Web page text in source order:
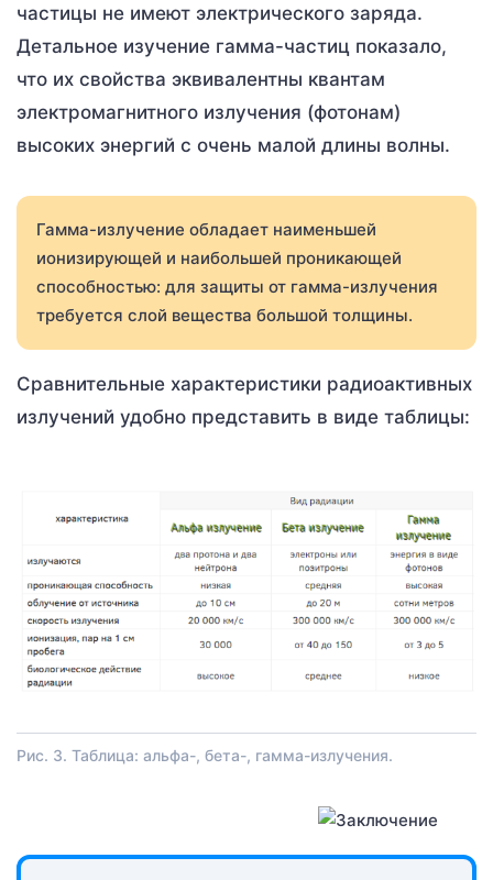
частицы не имеют электрического заряда.
Детальное изучение гамма-частиц показало,
что их свойства эквивалентны квантам
электромагнитного излучения (фотонам)
высоких энергий с очень малой длины волны.
Гамма-излучение обладает наименьшей
ионизирующей и наибольшей проникающей
способностью: для защиты от гамма-излучения
требуется слой вещества большой толщины.
Сравнительные характеристики радиоактивных
излучений удобно представить в виде таблицы:
Рис. 3. Таблица: альфа-, бета-, гамма-излучения.